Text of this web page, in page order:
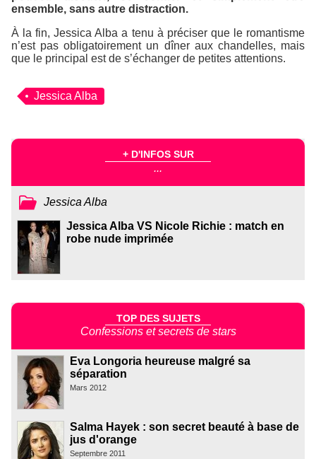
ensemble, sans autre distraction.
À la fin, Jessica Alba a tenu à préciser que le romantisme
n’est pas obligatoirement un dîner aux chandelles, mais
que le principal est de s’échanger de petites attentions.
Jessica Alba
+ D'INFOS SUR
...
Jessica Alba
Jessica Alba VS Nicole Richie : match en
robe nude imprimée
TOP DES SUJETS
Confessions et secrets de stars
Eva Longoria heureuse malgré sa
séparation
Mars 2012
Salma Hayek : son secret beauté à base de
jus d'orange
Septembre 2011